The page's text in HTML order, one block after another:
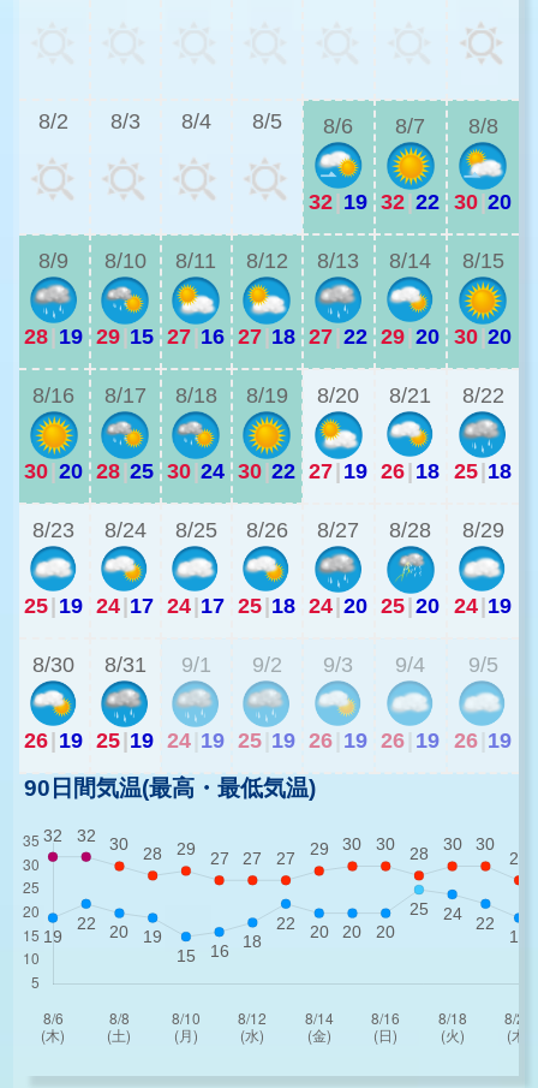
8/2 8/3 8/4 8/5 8/6
32| 19
8/7
32|22
8/8
30|20
8/9
28| 19
8/10
29|15
8/11
27|16
8/12
27|18
8/13
27|22
8/14
29|20
8/15
30|20
8/16
30|20
8/17
28|25
8/18
30|24
8/19
30|22
8/20
27| 19
8/21
26| 18
8/22
25|18
8/23
25| 19
8/24
24|17
8/25
24|17
8/26
25|18
8/27
24|20
8/28
25|20
8/29
24|19
8/30
26| 19
8/31
25|19
9/1
24 19
9/2
25 19
9/3
26 19
9/4
26 19
9/5
26 19
90日間気温(最高・最低気温)